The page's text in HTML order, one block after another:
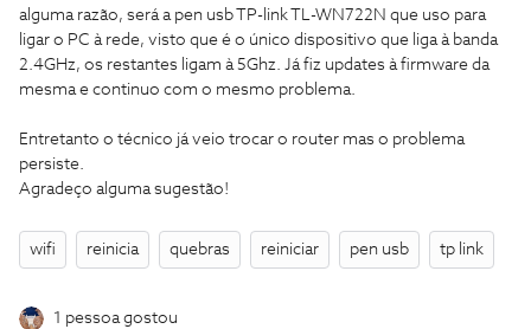
alguma razão, será a pen usb TP-link TL-WN722N que uso para
ligar o PC à rede, visto que é o único dispositivo que liga à banda
2.4GHz, os restantes ligam à 5Ghz. Já fiz updates à firmware da
mesma e continuo com o mesmo problema.
Entretanto o técnico já veio trocar o router mas o problema
persiste.
Agradeço alguma sugestão!
wifi reinicia quebras reiniciar pen usb tp link
1 pessoa gostou